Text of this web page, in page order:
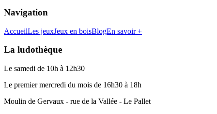
Navigation
AccueilLes jeuxJeux en boisBlogEn savoir +
La ludothèque
Le samedi de 10h à 12h30
Le premier mercredi du mois de 16h30 à 18h
Moulin de Gervaux - rue de la Vallée - Le Pallet